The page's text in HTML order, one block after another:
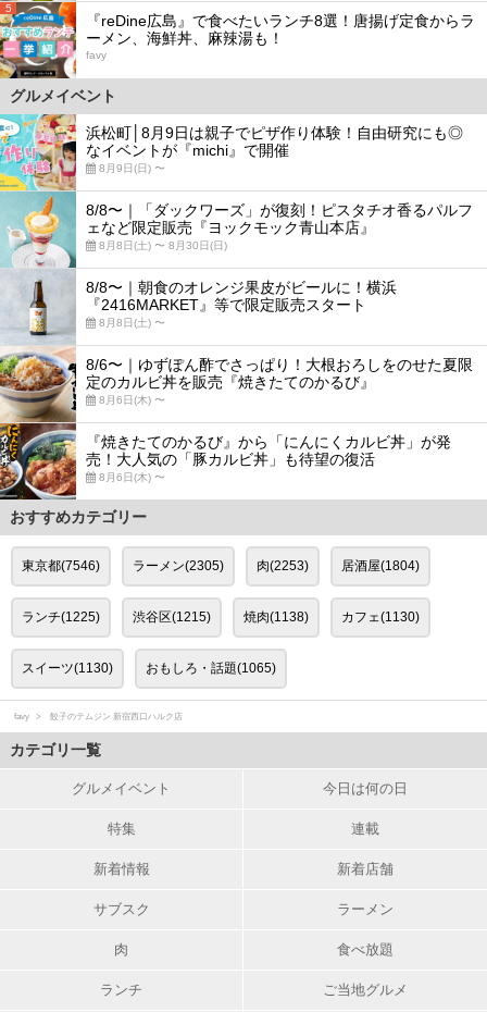
5
『reDine広島』で食べたいランチ8選！唐揚げ定食からラ
ーメン、海鮮丼、麻辣湯も！
favy
グルメイベント
浜松町│8月9日は親子でピザ作り体験！自由研究にも◎
なイベントが『michi』で開催
8月9日(日) 〜
8/8〜｜「ダックワーズ」が復刻！ピスタチオ香るパルフ
ェなど限定販売『ヨックモック青山本店』
8月8日(土) 〜 8月30日(日)
8/8〜｜朝食のオレンジ果皮がビールに！横浜
『2416MARKET』等で限定販売スタート
8月8日(土) 〜
8/6〜｜ゆずぽん酢でさっぱり！大根おろしをのせた夏限
定のカルビ丼を販売『焼きたてのかるび』
8月6日(木) 〜
『焼きたてのかるび』から「にんにくカルビ丼」が発
売！大人気の「豚カルビ丼」も待望の復活
8月6日(木) 〜
おすすめカテゴリー
東京都(7546) ラーメン(2305) 肉(2253) 居酒屋(1804)
ランチ(1225) 渋谷区(1215) 焼肉(1138) カフェ(1130)
スイーツ(1130) おもしろ・話題(1065)
favy 餃子のテムジン 新宿西口ハルク店
カテゴリ一覧
グルメイベント 今日は何の日
特集 連載
新着情報 新着店舗
サブスク ラーメン
肉 食べ放題
ランチ ご当地グルメ